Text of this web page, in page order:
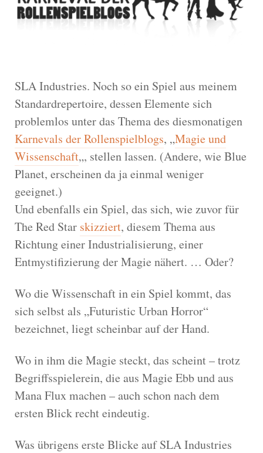
SLA Industries. Noch so ein Spiel aus meinem
Standardrepertoire, dessen Elemente sich
problemlos unter das Thema des diesmonatigen
Karnevals der Rollenspielblogs, „Magie und
Wissenschaft„, stellen lassen. (Andere, wie Blue
Planet, erscheinen da ja einmal weniger
geeignet.)
Und ebenfalls ein Spiel, das sich, wie zuvor für
The Red Star skizziert, diesem Thema aus
Richtung einer Industrialisierung, einer
Entmystifizierung der Magie nähert. … Oder?
Wo die Wissenschaft in ein Spiel kommt, das
sich selbst als „Futuristic Urban Horror“
bezeichnet, liegt scheinbar auf der Hand.
Wo in ihm die Magie steckt, das scheint – trotz
Begriffsspielerein, die aus Magie Ebb und aus
Mana Flux machen – auch schon nach dem
ersten Blick recht eindeutig.
Was übrigens erste Blicke auf SLA Industries